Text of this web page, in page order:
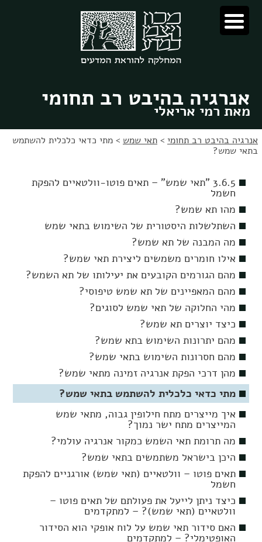
לתוכן
לניווט
אנרגיה בהיבט רב תחומי
מאת רמי אריאלי
אנרגיה בהיבט רב תחומי > תאי שמש > מתי כדאי כלכלית להשתמש
בתאי שמש?
3.6.5 "תאי שמש" – תאים פוטו-וולטאיים להפקת
חשמל
מהו תא שמש?
השתלשלות היסטורית של השימוש בתאי שמש
מה המבנה של תא שמש?
אילו חומרים משמשים ליצירת תאי שמש?
מהם הגורמים הקובעים את יעילותו של תא השמש?
מהם המאפיינים של תא שמש טיפוסי?
מהי החלוקה של תאי שמש לסוגים?
כיצד יוצרים תא שמש?
מהם יתרונות השימוש בתא שמש?
מהם חסרונות השימוש בתאי שמש?
מהן דרכי הפקת אנרגיה זמינה מתאי שמש?
מתי כדאי כלכלית להשתמש בתאי שמש?
איך מייצרים מתח חילופין גבוה, מתאי שמש
המייצרים מתח ישר נמוך?
מה תרומת תאי השמש כמקור אנרגיה עולמי?
היכן בישראל משתמשים בתאי שמש?
תאים פוטו – וולטאיים (תאי שמש) אורגניים להפקת
חשמל
כיצד ניתן לייעל את פעולתם של תאים פוטו –
וולטאיים (תאי שמש)? – למתקדמים
האם סידור תאי שמש על לוח אופקי הוא הסידור
האופטימלי? – למתקדמים